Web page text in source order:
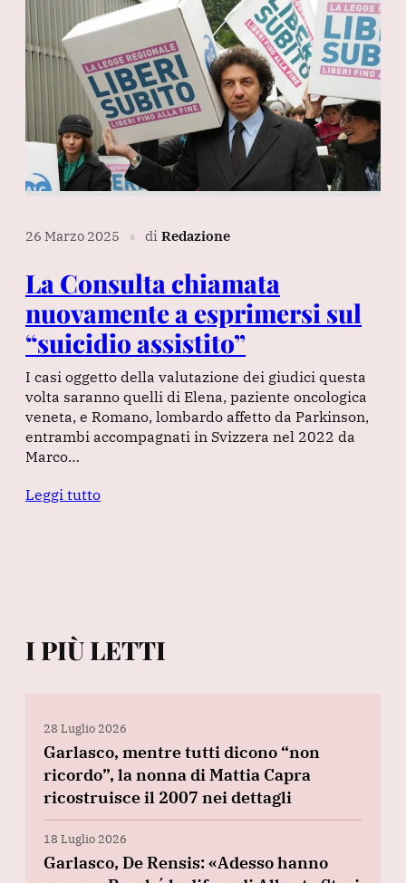
26 Marzo 2025 ∎ di Redazione
La Consulta chiamata
nuovamente a esprimersi sul
“suicidio assistito”
I casi oggetto della valutazione dei giudici questa
volta saranno quelli di Elena, paziente oncologica
veneta, e Romano, lombardo affetto da Parkinson,
entrambi accompagnati in Svizzera nel 2022 da
Marco…
Leggi tutto
I PIÙ LETTI
28 Luglio 2026
Garlasco, mentre tutti dicono “non
ricordo”, la nonna di Mattia Capra
ricostruisce il 2007 nei dettagli
18 Luglio 2026
Garlasco, De Rensis: «Adesso hanno